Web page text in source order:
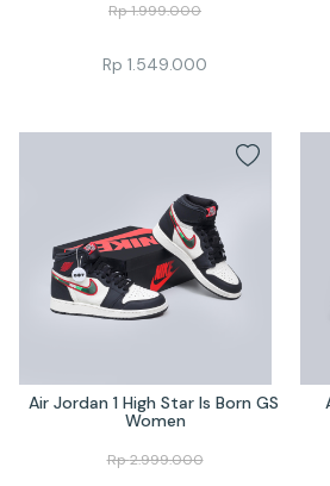
Rp1.999.000
Rp 1.549.000
Air Jordan 1 High Star Is Born GS
Women
Rp2.999.000